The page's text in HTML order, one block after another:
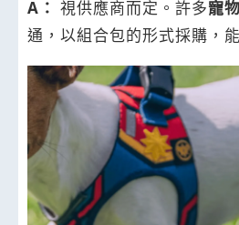
A： 視供應商而定。許多寵
通，以組合包的形式採購，